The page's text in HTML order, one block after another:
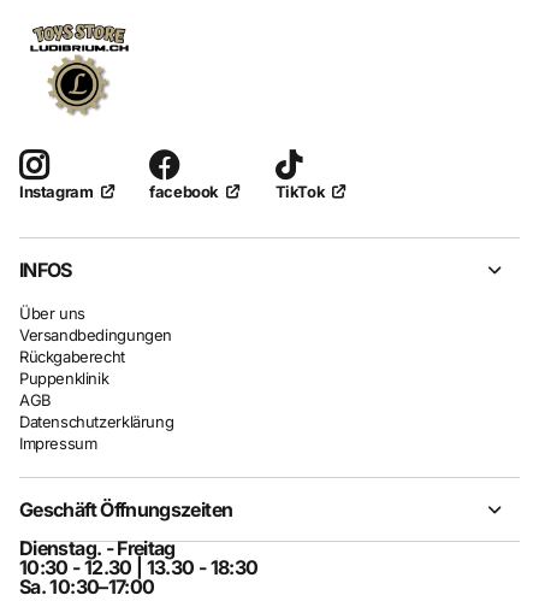
Instagram facebook TikTok
INFOS
Über uns
Versandbedingungen
Rückgaberecht
Puppenklinik
AGB
Datenschutzerklärung
Impressum
Geschäft Öffnungszeiten
Dienstag. - Freitag
10:30 - 12.30 | 13.30 - 18:30
Sa. 10:30–17:00